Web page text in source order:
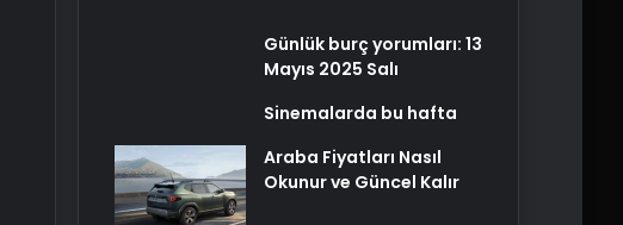
Günlük burç yorumları: 13
Mayıs 2025 Salı
Sinemalarda bu hafta
Araba Fiyatları Nasıl
Okunur ve Güncel Kalır